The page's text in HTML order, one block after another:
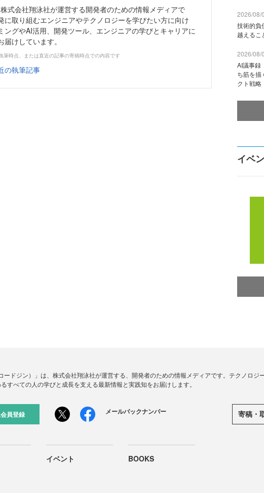
式会社翔泳社が運営する開発者のための情報メディアで
に取り組むエンジニアやテクノロジーを学びたい方に向け
ングやAI活用、開発ツール、エンジニアの学びとキャリアに
けしています。
筆時点、または直近の記事の寄稿時点での内容です
の執筆記事
2026/08/
技術的負
越えるこ
2026/08/
AI議事録
ち筋を
クト戦略
イベ
ードジン）」は、株式会社翔泳社が運営する、開発者のための情報メディアです。テクノロジ
すべての人の学びと成長を支える最新情報と実践知をお届けします。
員登録 メールバックナンバー 寄稿・
イベント BOOKS